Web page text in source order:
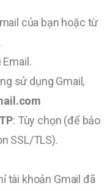
của bạn hoặc từ
Email.
sử dụng Gmail,
: Tùy chọn (để bảo
SSL/TLS).
tài khoản Gmail đã